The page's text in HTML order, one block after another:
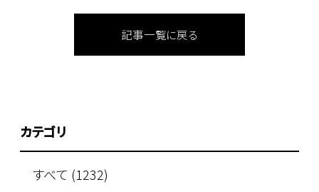
記事一覧に戻る
カテゴリ
すべて (1232)